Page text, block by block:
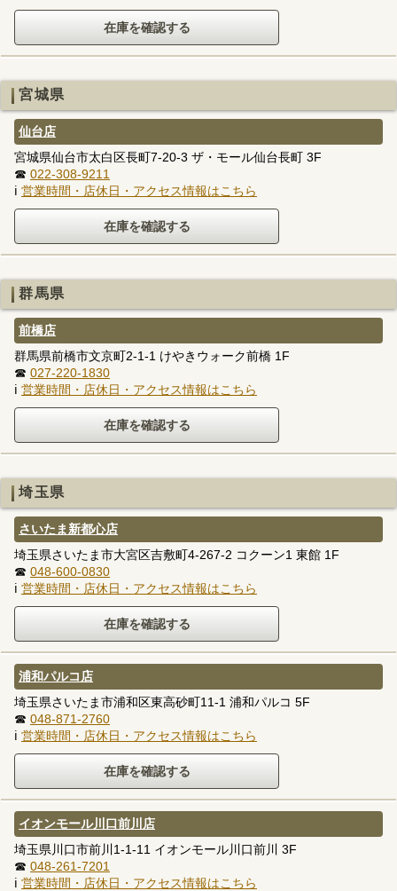
宮城県
仙台店
宮城県仙台市太白区長町7-20-3 ザ・モール仙台長町 3F
☎ 022-308-9211
ℹ 営業時間・店休日・アクセス情報はこちら
群馬県
前橋店
群馬県前橋市文京町2-1-1 けやきウォーク前橋 1F
☎ 027-220-1830
ℹ 営業時間・店休日・アクセス情報はこちら
埼玉県
さいたま新都心店
埼玉県さいたま市大宮区吉敷町4-267-2 コクーン1 東館 1F
☎ 048-600-0830
ℹ 営業時間・店休日・アクセス情報はこちら
浦和パルコ店
埼玉県さいたま市浦和区東高砂町11-1 浦和パルコ 5F
☎ 048-871-2760
ℹ 営業時間・店休日・アクセス情報はこちら
イオンモール川口前川店
埼玉県川口市前川1-1-11 イオンモール川口前川 3F
☎ 048-261-7201
ℹ 営業時間・店休日・アクセス情報はこちら